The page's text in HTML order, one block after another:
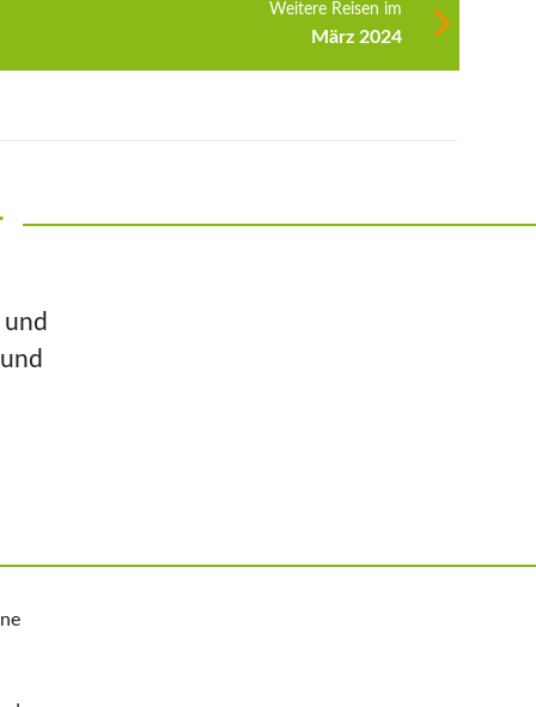
Weitere Reisen im
März 2024